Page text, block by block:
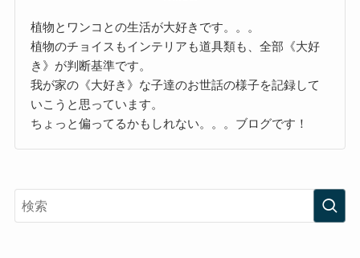
植物とワンコとの生活が大好きです。。。
植物のチョイスもインテリアも道具類も、全部《大好
き》が判断基準です。
我が家の《大好き》な子達のお世話の様子を記録して
いこうと思っています。
ちょっと偏ってるかもしれない。。。ブログです！